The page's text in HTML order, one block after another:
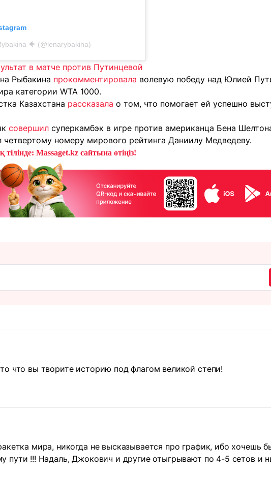
🐠 (@lenarybakina)
в матче против Путинцевой
Рыбакина прокомментировала волевую победу над Юлией
категории WTA 1000.
Казахстана рассказала о том, что помогает ей успешно
совершил суперкамбэк в игре против американца Бена
четвертому номеру мирового рейтинга Даниилу Медведеву.
Massaget.kz сайтына өтіңіз!
что вы творите историю под флагом великой степи!
мира, никогда не высказывается про график, ибо хочешь
!!! Надаль, Джокович и другие отыгрывают по 4-5 сетов и